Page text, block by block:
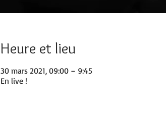
Heure et lieu
30 mars 2021, 09:00 – 9:45
En live !